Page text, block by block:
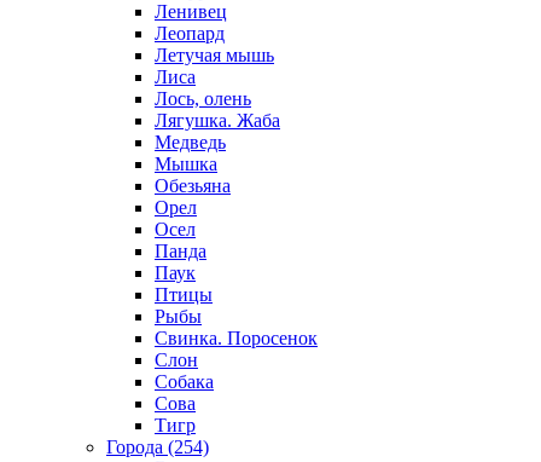
Ленивец
Леопард
Летучая мышь
Лиса
Лось, олень
Лягушка. Жаба
Медведь
Мышка
Обезьяна
Орел
Осел
Панда
Паук
Птицы
Рыбы
Свинка. Поросенок
Слон
Собака
Сова
Тигр
Города (254)